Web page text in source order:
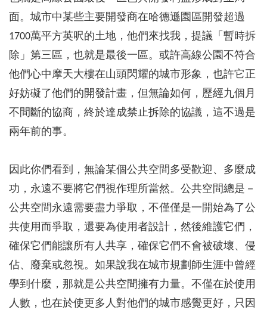
面。城市中某些主要開發商在哈德遜園區開發超過
1700萬平方英呎的土地，他們來找我，提議「暫時拆
除」第三區，也就是最後一區。或許高線公園不符合
他們心中摩天大樓在山頭閃耀的城市形象，也許它正
好妨礙了他們的開發計畫，但無論如何，歷經九個月
不間斷的協商，終於達成禁止拆除的協議，這不過是
兩年前的事。
因此你們看到，無論某個公共空間多受歡迎、多麼成
功，永遠不要將它們視作理所當然。公共空間總是－
公共空間永遠需要盡力爭取，不僅僅是一開始為了公
共使用而爭取，還要為使用者設計，然後維護它們，
確保它們能讓所有人共享，確保它們不會被破壞、侵
佔、廢棄或忽視。如果說我在城市規劃師生涯中曾經
學到什麼，那就是公共空間擁有力量。不僅在於使用
人數，也在於使更多人對他們的城市感覺更好，只因